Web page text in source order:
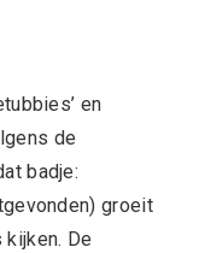
en
de
badje:
groeit
De